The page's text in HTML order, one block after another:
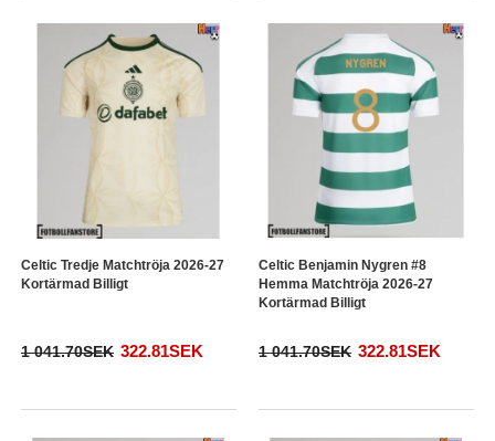
Celtic Tredje Matchtröja 2026-27
Kortärmad Billigt
1 041.70SEK 322.81SEK
Celtic Benjamin Nygren #8
Hemma Matchtröja 2026-27
Kortärmad Billigt
1 041.70SEK 322.81SEK